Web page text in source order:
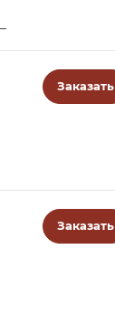
Заказать
Заказать